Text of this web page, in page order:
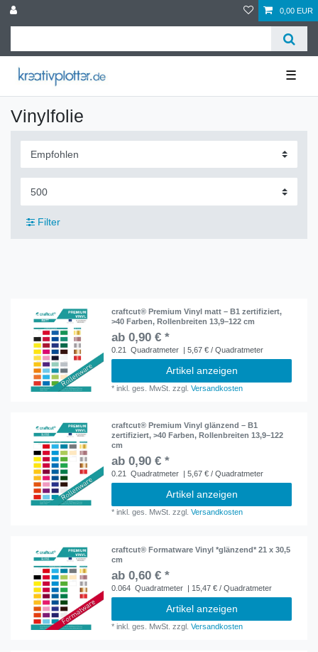
0,00 EUR
☰
Vinylfolie
Filter
craftcut® Premium Vinyl matt – B1 zertifiziert,
>40 Farben, Rollenbreiten 13,9–122 cm
ab 0,90 € *
0.21 Quadratmeter | 5,67 € / Quadratmeter
Artikel anzeigen
*inkl. ges. MwSt. zzgl.Versandkosten
craftcut® Premium Vinyl glänzend – B1
zertifiziert, >40 Farben, Rollenbreiten 13,9–122
cm
ab 0,90 € *
0.21 Quadratmeter | 5,67 € / Quadratmeter
Artikel anzeigen
*inkl. ges. MwSt. zzgl.Versandkosten
craftcut® Formatware Vinyl *glänzend* 21 x 30,5
cm
ab 0,60 € *
0.064 Quadratmeter | 15,47 € / Quadratmeter
Artikel anzeigen
*inkl. ges. MwSt. zzgl.Versandkosten